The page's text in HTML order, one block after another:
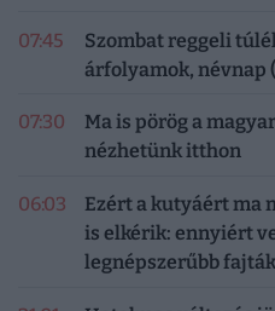
07:45
Szombat reggeli
árfolyamok, névnap
07:30
Ma is pörög a
nézhetünk itthon
06:03
Ezért a kutyáért ma
is elkérik: ennyiért
legnépszerűbb